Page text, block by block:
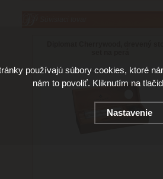
používajú súbory cookies, ktoré
nám to povoliť. Kliknutím na
Nastavenie